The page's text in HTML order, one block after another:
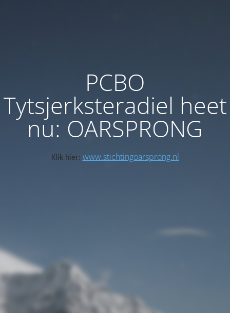
PCBO
Tytsjerksteradiel heet
nu: OARSPRONG
Klik hier: www.stichtingoarsprong.nl